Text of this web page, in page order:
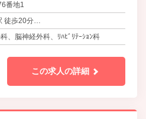
番地1
徒歩20分
駅 徒歩23分
、脳神経外科、ﾘﾊﾋﾞﾘﾃｰｼｮﾝ科
この求人の詳細